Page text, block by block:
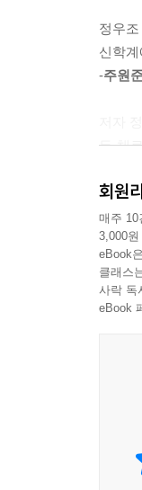
것이
---
역시
리자면
---
길가
합니
이자
리의
정우
신학
-주원
든 채
풍경
처리
이야
성경
보여
가슴
끝을
보여
닿습
회원
매주 10
3,000
eBook
클래스
사락 독
eBook